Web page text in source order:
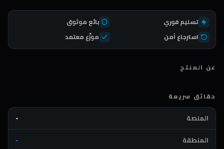
تسليم فوري
بائع موثوق
استرجاع آمن
موزّع معتمد
عن المنتج
حقائق سريعة
المنصة
-
المنطقة
-